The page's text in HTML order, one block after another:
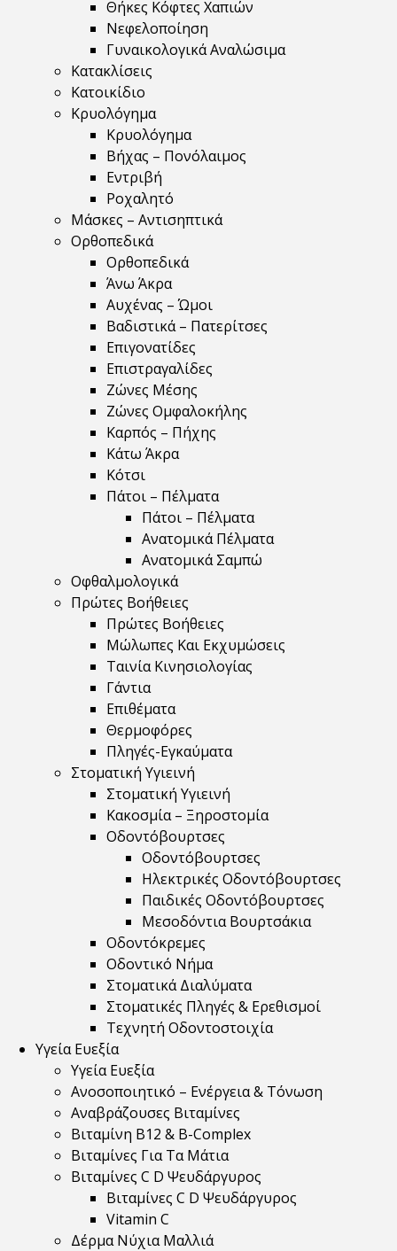
Θήκες Κόφτες Χαπιών
Νεφελοποίηση
Γυναικολογικά Αναλώσιμα
Κατακλίσεις
Κατοικίδιο
Κρυολόγημα
Κρυολόγημα
Βήχας – Πονόλαιμος
Εντριβή
Ροχαλητό
Μάσκες – Αντισηπτικά
Ορθοπεδικά
Ορθοπεδικά
Άνω Άκρα
Αυχένας – Ώμοι
Βαδιστικά – Πατερίτσες
Επιγονατίδες
Επιστραγαλίδες
Ζώνες Μέσης
Ζώνες Ομφαλοκήλης
Καρπός – Πήχης
Κάτω Άκρα
Κότσι
Πάτοι – Πέλματα
Πάτοι – Πέλματα
Ανατομικά Πέλματα
Ανατομικά Σαμπώ
Οφθαλμολογικά
Πρώτες Βοήθειες
Πρώτες Βοήθειες
Μώλωπες Και Εκχυμώσεις
Ταινία Κινησιολογίας
Γάντια
Επιθέματα
Θερμοφόρες
Πληγές-Εγκαύματα
Στοματική Υγιεινή
Στοματική Υγιεινή
Κακοσμία – Ξηροστομία
Οδοντόβουρτσες
Οδοντόβουρτσες
Ηλεκτρικές Οδοντόβουρτσες
Παιδικές Οδοντόβουρτσες
Μεσοδόντια Βουρτσάκια
Οδοντόκρεμες
Οδοντικό Νήμα
Στοματικά Διαλύματα
Στοματικές Πληγές & Ερεθισμοί
Τεχνητή Οδοντοστοιχία
Υγεία Ευεξία
Υγεία Ευεξία
Ανοσοποιητικό – Ενέργεια & Τόνωση
Αναβράζουσες Βιταμίνες
Βιταμίνη B12 & Β-Complex
Βιταμίνες Για Τα Μάτια
Βιταμίνες C D Ψευδάργυρος
Βιταμίνες C D Ψευδάργυρος
Vitamin C
Δέρμα Νύχια Μαλλιά